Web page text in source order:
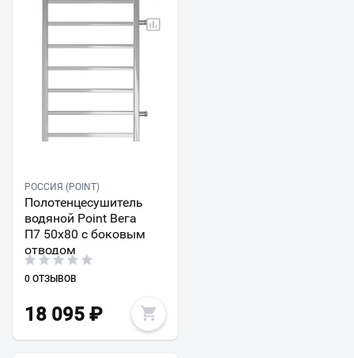
РОССИЯ (POINT)
Полотенцесушитель
водяной Point Вега
П7 50x80 с боковым
отводом
0 ОТЗЫВОВ
18 095 ₽